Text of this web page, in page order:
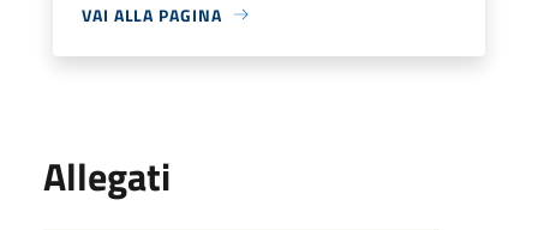
VAI ALLA PAGINA
Allegati